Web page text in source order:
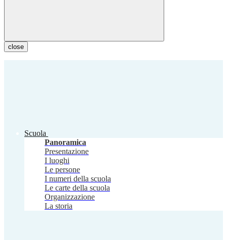
close
Scuola
Panoramica
Presentazione
I luoghi
Le persone
I numeri della scuola
Le carte della scuola
Organizzazione
La storia